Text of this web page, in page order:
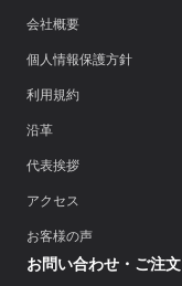
会社概要
個人情報保護方針
利用規約
沿革
代表挨拶
アクセス
お客様の声
お問い合わせ・ご注文